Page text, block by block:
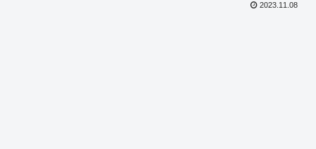
2023.11.08